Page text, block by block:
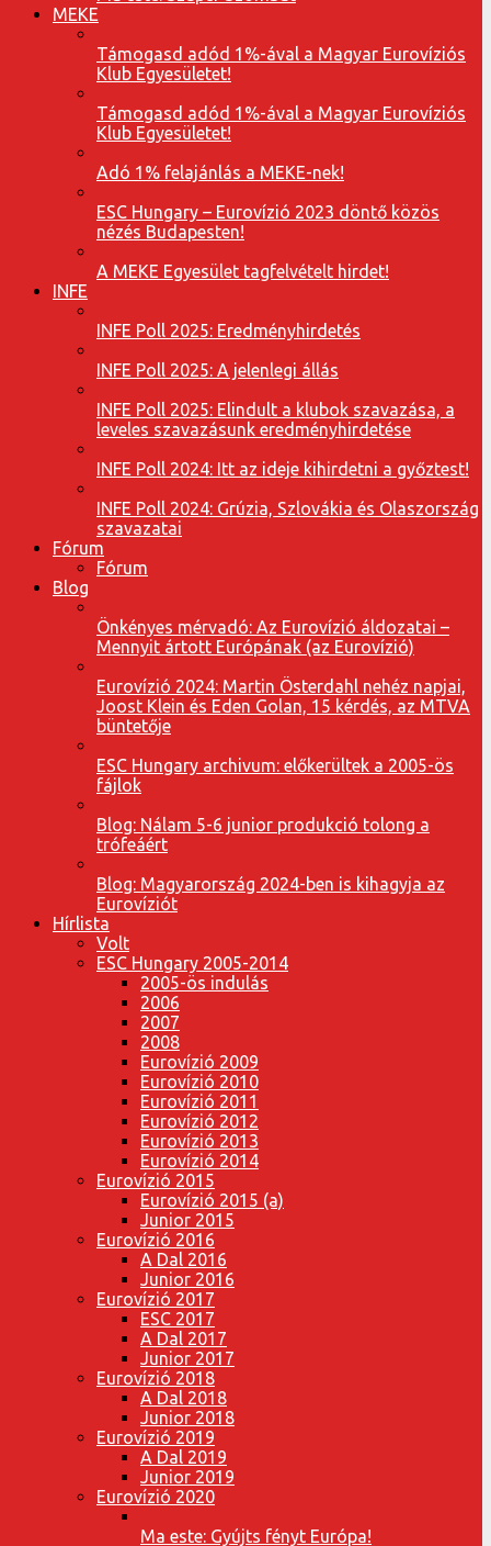
MEKE
Támogasd adód 1%-ával a Magyar Eurovíziós
Klub Egyesületet!
Támogasd adód 1%-ával a Magyar Eurovíziós
Klub Egyesületet!
Adó 1% felajánlás a MEKE-nek!
ESC Hungary – Eurovízió 2023 döntő közös
nézés Budapesten!
A MEKE Egyesület tagfelvételt hirdet!
INFE
INFE Poll 2025: Eredményhirdetés
INFE Poll 2025: A jelenlegi állás
INFE Poll 2025: Elindult a klubok szavazása, a
leveles szavazásunk eredményhirdetése
INFE Poll 2024: Itt az ideje kihirdetni a győztest!
INFE Poll 2024: Grúzia, Szlovákia és Olaszország
szavazatai
Fórum
Fórum
Blog
Önkényes mérvadó: Az Eurovízió áldozatai –
Mennyit ártott Európának (az Eurovízió)
Eurovízió 2024: Martin Österdahl nehéz napjai,
Joost Klein és Eden Golan, 15 kérdés, az MTVA
büntetője
ESC Hungary archivum: előkerültek a 2005-ös
fájlok
Blog: Nálam 5-6 junior produkció tolong a
trófeáért
Blog: Magyarország 2024-ben is kihagyja az
Eurovíziót
Hírlista
Volt
ESC Hungary 2005-2014
2005-ös indulás
2006
2007
2008
Eurovízió 2009
Eurovízió 2010
Eurovízió 2011
Eurovízió 2012
Eurovízió 2013
Eurovízió 2014
Eurovízió 2015
Eurovízió 2015 (a)
Junior 2015
Eurovízió 2016
A Dal 2016
Junior 2016
Eurovízió 2017
ESC 2017
A Dal 2017
Junior 2017
Eurovízió 2018
A Dal 2018
Junior 2018
Eurovízió 2019
A Dal 2019
Junior 2019
Eurovízió 2020
Ma este: Gyújts fényt Európa!